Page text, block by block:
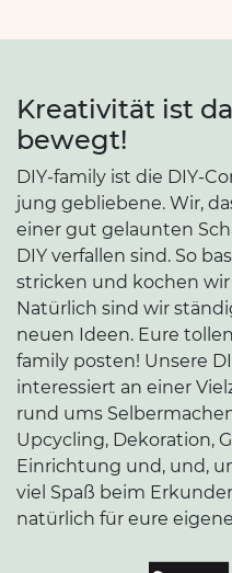
Kreativität ist
bewegt!
DIY-family ist die DIY-
jung gebliebene. Wir,
einer gut gelaunten
DIY verfallen sind. So
stricken und kochen
Natürlich sind wir
neuen Ideen. Eure
family posten! Unsere
interessiert an einer
rund ums
Upcycling, Dekoration,
Einrichtung und, und,
viel Spaß beim
natürlich für eure